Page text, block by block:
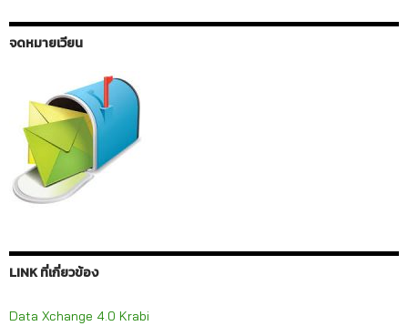
จดหมายเวียน
LINK ที่เกี่ยวข้อง
Data Xchange 4.0 Krabi